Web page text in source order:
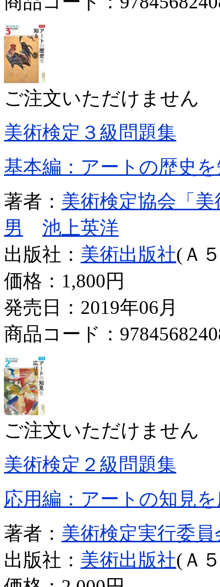
ご注文いただけません
美術検定３級問題集
基本編：アートの歴史
著者： 美術検定協会「
男
池上英洋
出版社： 美術出版社(Ａ
価格： 1,800円
発売日：2019年06月
商品コード：
ご注文いただけません
美術検定２級問題集
応用編：アートの知見
著者： 美術検定実行委員
出版社： 美術出版社(Ａ